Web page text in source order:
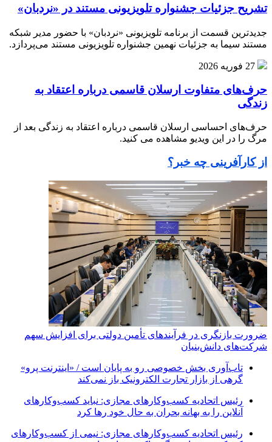
تشریح جزئیات جشنواره‌ تلویزیونی مستند در «نردبان»
جدیدترین قسمت از برنامه‌ تلویزیونی «نردبان» با حضور مدیر شبکه
مستند سیما به جزئیات نهمین جشنواره‌ تلویزیونی مستند می‌پردازد.
27 فوریه 2026
حرف‌های متفاوت ارسلان قاسمی درباره اعتقاد به
زندگی
حرف‌های احساسی ارسلان قاسمی درباره اعتقاد به زندگی بعد از
مرگ را در این ویدیو مشاهده می کنید.
از کارآفرینی چه خبر؟
ضرورت بازنگری در فرآیندهای تأمین دولتی برای افزایش سهم
شرکت‌های دانش‌بنیان
تاب‌آوری بخش خصوصی رو به پایان است / «اینترنت پرو»
گرهی از بازار تجارت الکترونیک باز نمی‌کند
رئیس اتحادیه کسب‌وکارهای مجازی: نباید کسب‌وکارهای
آنلاین را به بهانه بحران به حال خود رها کرد
رئیس اتحادیه کسب‌وکارهای مجازی: نیمی از کسب‌وکارهای